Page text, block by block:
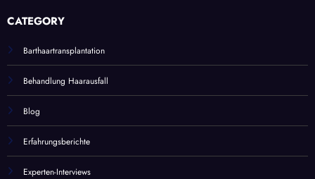
CATEGORY
Barthaartransplantation
Behandlung Haarausfall
Blog
Erfahrungsberichte
Experten-Interviews